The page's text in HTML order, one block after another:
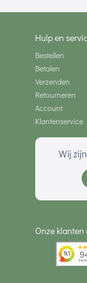
Hulp en
Bestellen
Betalen
Verzenden
Retourneren
Account
Klantenservice
Wij
Onze klanten